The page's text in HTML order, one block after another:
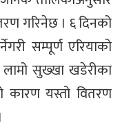
गरिनेछ । ६ दिनको
सम्पूर्ण एरियाको
सुख्खा खडेरीका
कारण यस्तो वितरण